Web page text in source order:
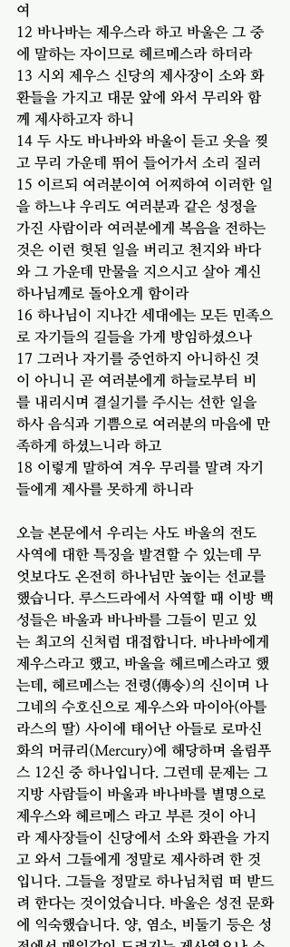
여
12 바나바는 제우스라 하고 바울은 그 중
에 말하는 자이므로 헤르메스라 하더라
13 시외 제우스 신당의 제사장이 소와 화
환들을 가지고 대문 앞에 와서 무리와 함
께 제사하고자 하니
14 두 사도 바나바와 바울이 듣고 옷을 찢
고 무리 가운데 뛰어 들어가서 소리 질러
15 이르되 여러분이여 어찌하여 이러한 일
을 하느냐 우리도 여러분과 같은 성정을
가진 사람이라 여러분에게 복음을 전하는
것은 이런 헛된 일을 버리고 천지와 바다
와 그 가운데 만물을 지으시고 살아 계신
하나님께로 돌아오게 함이라
16 하나님이 지나간 세대에는 모든 민족으
로 자기들의 길들을 가게 방임하셨으나
17 그러나 자기를 증언하지 아니하신 것
이 아니니 곧 여러분에게 하늘로부터 비
를 내리시며 결실기를 주시는 선한 일을
하사 음식과 기쁨으로 여러분의 마음에 만
족하게 하셨느니라 하고
18 이렇게 말하여 겨우 무리를 말려 자기
들에게 제사를 못하게 하니라
오늘 본문에서 우리는 사도 바울의 전도
사역에 대한 특징을 발견할 수 있는데 무
엇보다도 온전히 하나님만 높이는 선교를
했습니다. 루스드라에서 사역할 때 이방 백
성들은 바울과 바나바를 그들이 믿고 있
는 최고의 신처럼 대접합니다. 바나바에게
제우스라고 했고, 바울을 헤르메스라고 했
는데, 헤르메스는 전령(傳令)의 신이며 나
그네의 수호신으로 제우스와 마이아(아틀
라스의 딸) 사이에 태어난 아들로 로마신
화의 머큐리(Mercury)에 해당하며 올림푸
스 12신 중 하나입니다. 그런데 문제는 그
지방 사람들이 바울과 바나바를 별명으로
제우스와 헤르메스 라고 부른 것이 아니
라 제사장들이 신당에서 소와 화관을 가지
고 와서 그들에게 정말로 제사하려 한 것
입니다. 그들을 정말로 하나님처럼 떠 받드
려 한다는 것이었습니다. 바울은 성전 문화
에 익숙했습니다. 양, 염소, 비둘기 등은 성